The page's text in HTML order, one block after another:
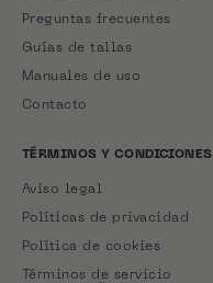
Preguntas frecuentes
Guías de tallas
Manuales de uso
Contacto
TÉRMINOS Y CONDICIONES
Aviso legal
Políticas de privacidad
Política de cookies
Términos de servicio